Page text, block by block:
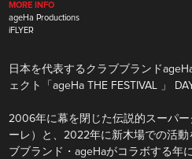
MORE INFO
ageHa Productions
iFLYER
日本を代表するクラブブランド
ェクト「ageHa THE FESTIVAL 」
2006年に幕を閉じた伝説的スーパ
ーレ）と、2022年に新木場での活
ブブランド・ageHaがコラボする年